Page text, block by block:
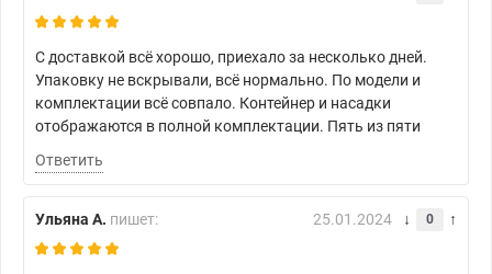
С доставкой всё хорошо, приехало за несколько дней.
Упаковку не вскрывали, всё нормально. По модели и
комплектации всё совпало. Контейнер и насадки
отображаются в полной комплектации. Пять из пяти
Ответить
Ульяна А. пишет: 25.01.2024 0